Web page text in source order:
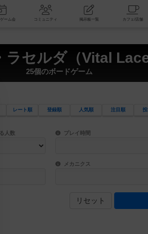
ボードゲーム会 コミュニティ 掲示板一覧
ラセルダ（Vital
25個のボードゲーム
レート順 登録順 人気順 注目順
。対象人数に含まれるボードゲームを指定します。
人数 目安となる所要時間を指定するこ
プレイ時間
ーリーを指定することができます。直感的にゲームシス
ゲーム性を構成するコアシステ
メカニクス
リセット